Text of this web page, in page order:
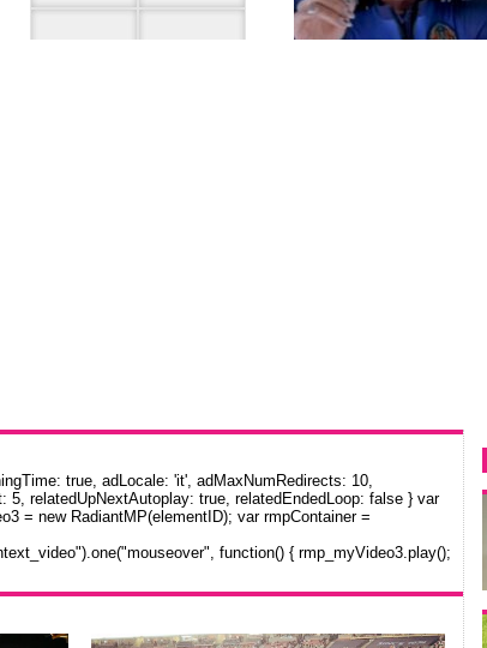
true, adLocale: 'it', adMaxNumRedirects: 10,
relatedUpNextAutoplay: true, relatedEndedLoop: false } var
= new RadiantMP(elementID); var rmpContainer =
function() { rmp_myVideo3.play();